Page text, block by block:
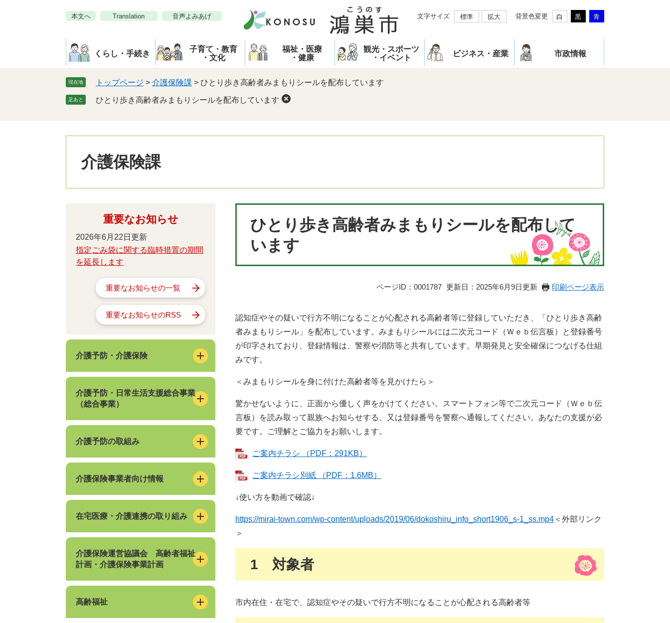
本文へ Translation 音声よみあげ 文字サイズ 標準 拡大 背景色変更 白 黒 青
くらし・手続き
子育て・教育
・文化
福祉・医療
・健康
観光・スポーツ
・イベント
ビジネス・産業 市政情報
現在地 トップページ > 介護保険課 > ひとり歩き高齢者みまもりシールを配布しています
足あと ひとり歩き高齢者みまもりシールを配布しています
介護保険課
ひとり歩き高齢者みまもりシールを配布して
います
ページID：0001787 更新日：2025年6月9日更新 印刷ページ表示
認知症やその疑いで行方不明になることが心配される高齢者等に登録していただき、「ひとり歩き高齢
者みまもりシール」を配布しています。みまもりシールには二次元コード（Ｗｅｂ伝言板）と登録番号
が印字されており、登録情報は、警察や消防等と共有しています。早期発見と安全確保につなげる仕組
みです。
＜みまもりシールを身に付けた高齢者等を見かけたら＞
驚かせないように、正面から優しく声をかけてください。スマートフォン等で二次元コード（Ｗｅｂ伝
言板）を読み取って親族へお知らせする、又は登録番号を警察へ通報してください。あなたの支援が必
要です。ご理解とご協力をお願いします。
ご案内チラシ （PDF：291KB）
ご案内チラシ別紙 （PDF：1.6MB）
↓使い方を動画で確認↓
https://mirai-town.com/wp-content/uploads/2019/06/dokoshiru_info_short1906_s-1_ss.mp4 ＜外部リンク
＞
1 対象者
市内在住・在宅で、認知症やその疑いで行方不明になることが心配される高齢者等
重要なお知らせ
2026年6月22日更新
指定ごみ袋に関する臨時措置の期間
を延長します
重要なお知らせの一覧
重要なお知らせのRSS
介護予防・介護保険
介護予防・日常生活支援総合事業
（総合事業）
介護予防の取組み
介護保険事業者向け情報
在宅医療・介護連携の取り組み
介護保険運営協議会 高齢者福祉
計画・介護保険事業計画
高齢福祉